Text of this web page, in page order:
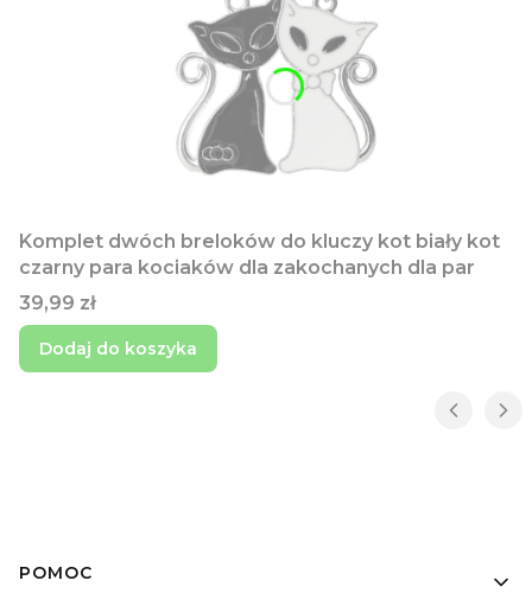
Komplet dwóch breloków do kluczy kot biały kot
czarny para kociaków dla zakochanych dla par
Cena
39,99 zł
Dodaj do koszyka
Linki w stopce
POMOC